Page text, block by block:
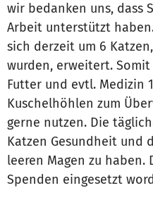
wir bedanken uns, dass
Arbeit unterstützt
sich derzeit um 6
wurden, erweitert.
Futter und evtl. Medizin
Kuschelhöhlen zum
gerne nutzen. Die
Katzen Gesundheit und
leeren Magen zu haben.
Spenden eingesetzt